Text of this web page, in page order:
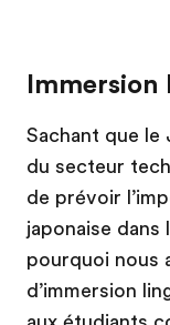
Immersion
Sachant que le
du secteur
de prévoir
japonaise dans
pourquoi nous
d’immersion